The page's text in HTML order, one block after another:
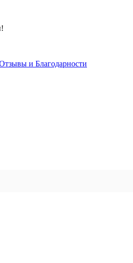
и Благодарности